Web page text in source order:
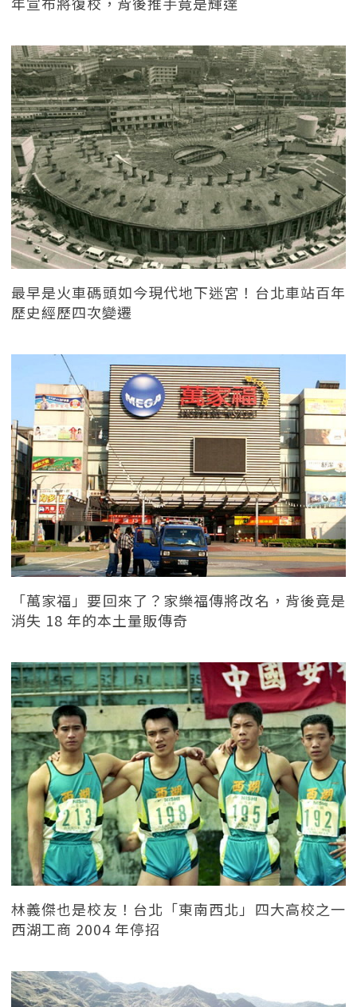
最早是火車碼頭如今現代地下迷宮！台北車站百年
歷史經歷四次變遷
「萬家福」要回來了？家樂福傳將改名，背後竟是
消失 18 年的本土量販傳奇
林義傑也是校友！台北「東南西北」四大高校之一
西湖工商 2004 年停招